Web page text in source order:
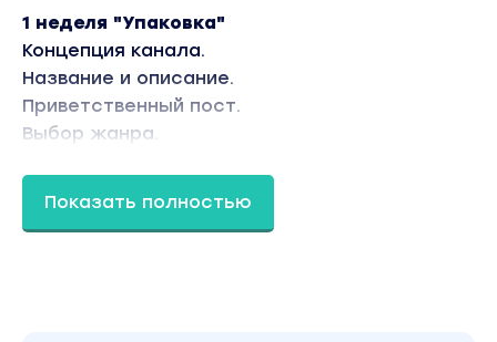
1 неделя "Упаковка"
Концепция канала.
Название и описание.
Приветственный пост.
Выбор жанра.
Показать полностью